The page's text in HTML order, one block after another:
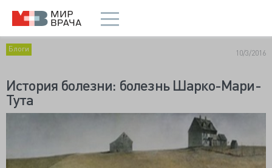
Блоги 10/3/2016
История болезни: болезнь Шарко-Мари-
Тута